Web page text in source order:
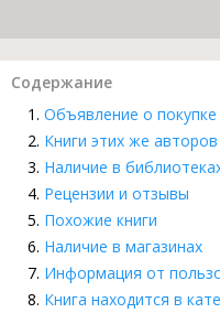
Содержание
Объявление о покупке
Книги этих же авторов
Наличие в
Рецензии и отзывы
Похожие книги
Наличие в магазинах
Информация от
Книга находится в